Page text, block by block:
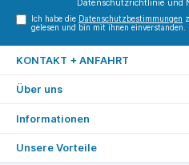
Datenschutzrichtlinie und
Ich habe die Datenschutzbestimmungen
gelesen und bin mit ihnen einverstanden.
KONTAKT + ANFAHRT
Über uns
Informationen
Unsere Vorteile